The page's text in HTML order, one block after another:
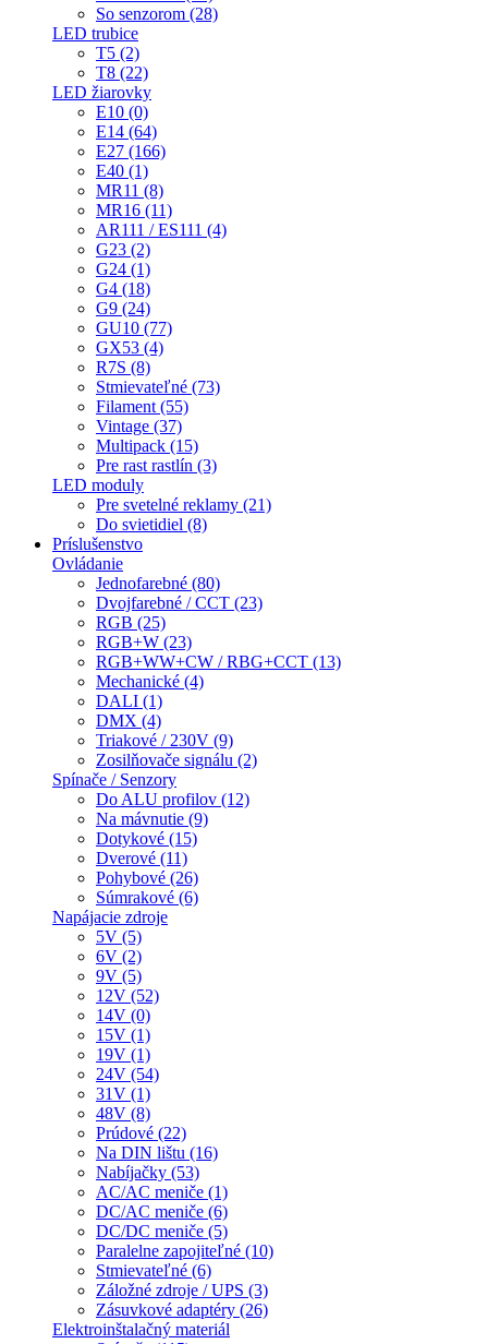
So senzorom (28)
LED trubice
T5 (2)
T8 (22)
LED žiarovky
E10 (0)
E14 (64)
E27 (166)
E40 (1)
MR11 (8)
MR16 (11)
AR111 / ES111 (4)
G23 (2)
G24 (1)
G4 (18)
G9 (24)
GU10 (77)
GX53 (4)
R7S (8)
Stmievateľné (73)
Filament (55)
Vintage (37)
Multipack (15)
Pre rast rastlín (3)
LED moduly
Pre svetelné reklamy (21)
Do svietidiel (8)
Príslušenstvo
Ovládanie
Jednofarebné (80)
Dvojfarebné / CCT (23)
RGB (25)
RGB+W (23)
RGB+WW+CW / RBG+CCT (13)
Mechanické (4)
DALI (1)
DMX (4)
Triakové / 230V (9)
Zosilňovače signálu (2)
Spínače / Senzory
Do ALU profilov (12)
Na mávnutie (9)
Dotykové (15)
Dverové (11)
Pohybové (26)
Súmrakové (6)
Napájacie zdroje
5V (5)
6V (2)
9V (5)
12V (52)
14V (0)
15V (1)
19V (1)
24V (54)
31V (1)
48V (8)
Prúdové (22)
Na DIN lištu (16)
Nabíjačky (53)
AC/AC meniče (1)
DC/AC meniče (6)
DC/DC meniče (5)
Paralelne zapojiteľné (10)
Stmievateľné (6)
Záložné zdroje / UPS (3)
Zásuvkové adaptéry (26)
Elektroinštalačný materiál